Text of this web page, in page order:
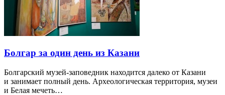
Болгар за один день из Казани
Болгарский музей-заповедник находится далеко от Казани
и занимает полный день. Археологическая территория, музеи
и Белая мечеть…